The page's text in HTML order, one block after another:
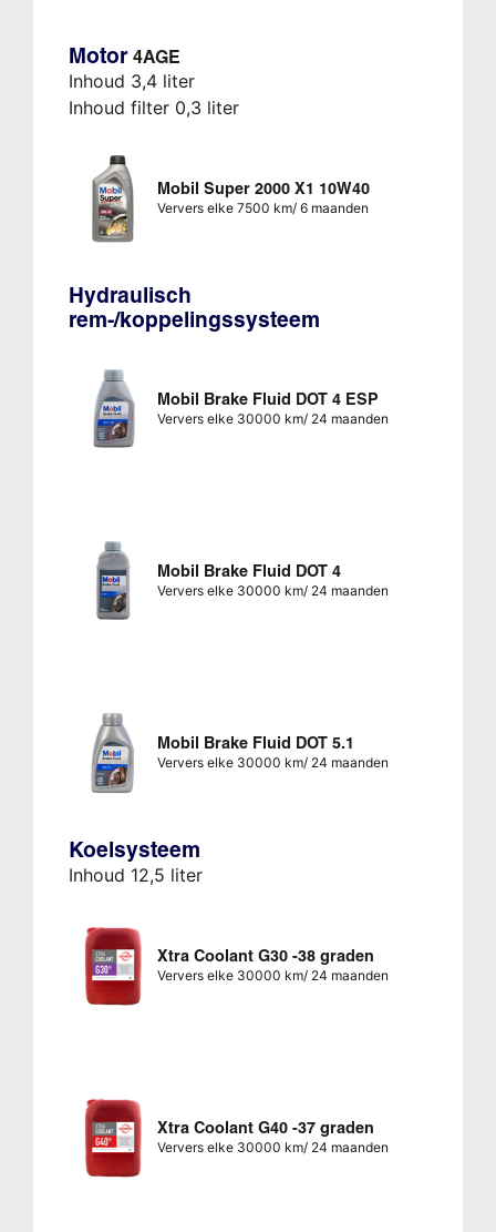
Motor 4AGE
Inhoud 3,4 liter
Inhoud filter 0,3 liter
Mobil Super 2000 X1 10W40
Ververs elke 7500 km/ 6 maanden
Hydraulisch
rem-/koppelingssysteem
Mobil Brake Fluid DOT 4 ESP
Ververs elke 30000 km/ 24 maanden
Mobil Brake Fluid DOT 4
Ververs elke 30000 km/ 24 maanden
Mobil Brake Fluid DOT 5.1
Ververs elke 30000 km/ 24 maanden
Koelsysteem
Inhoud 12,5 liter
Xtra Coolant G30 -38 graden
Ververs elke 30000 km/ 24 maanden
Xtra Coolant G40 -37 graden
Ververs elke 30000 km/ 24 maanden